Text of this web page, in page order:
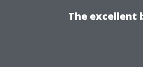
The excellent